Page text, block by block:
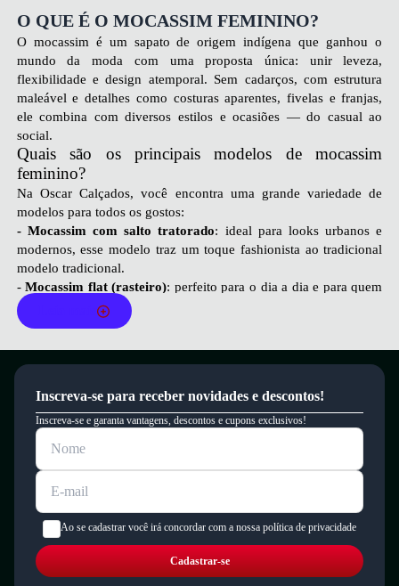
O QUE É O MOCASSIM FEMININO?
O mocassim é um sapato de origem indígena que ganhou o
mundo da moda com uma proposta única: unir leveza,
flexibilidade e design atemporal. Sem cadarços, com estrutura
maleável e detalhes como costuras aparentes, fivelas e franjas,
ele combina com diversos estilos e ocasiões — do casual ao
social.
Quais são os principais modelos de mocassim
feminino?
Na Oscar Calçados, você encontra uma grande variedade de
modelos para todos os gostos:
- Mocassim com salto tratorado: ideal para looks urbanos e
modernos, esse modelo traz um toque fashionista ao tradicional
modelo tradicional.
-Mocassim flat (rasteiro): perfeito para o dia a dia e para quem
busca conforto absoluto sem abrir mão do estilo.
- Com fivela ou corrente
-Modelo de bico fino: elegante e ideal para quem gosta de um
Mocassim mule (aberto atrás): moderno, prático e tendência
entre as fashionistas.
Tendências para esse ano:
Neste ano, osapato mocassim femininosegue como
protagonista nas vitrines de moda com várias releituras. As
principais apostas incluem:
- Solas robustas e tratoradas, que combinam conforto com um
toque contemporâneo.
- Texturas diferenciadas
, como o verniz, o couro croco e o
Inscreva-se para receber novidades e descontos!
Inscreva-se e garanta vantagens, descontos e cupons exclusivos!
Ao se cadastrar você irá concordar com a nossa política de privacidade
Cadastrar-se